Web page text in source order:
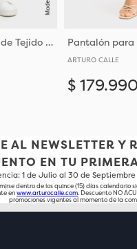
Pantalón para Mujer Algodón de Tejido Plano Tipo Tafetán
ARTURO CALLE
$ 179.990
AL NEWSLETTER Y
EN TU
1 de Julio al 30 de
dentro de los quince (15) días calendario
enwww.arturocalle.com. Descuento NO
promociones vigentes al momento de la